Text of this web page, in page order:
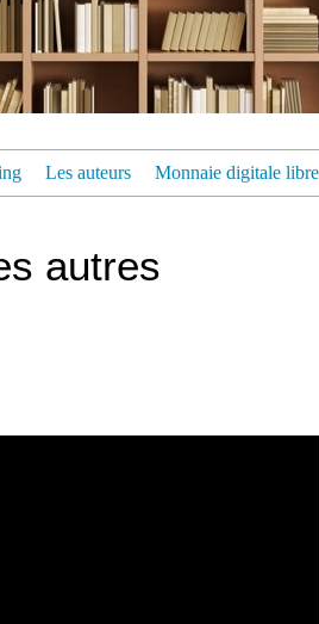
Les auteurs Monnaie digitale
autres